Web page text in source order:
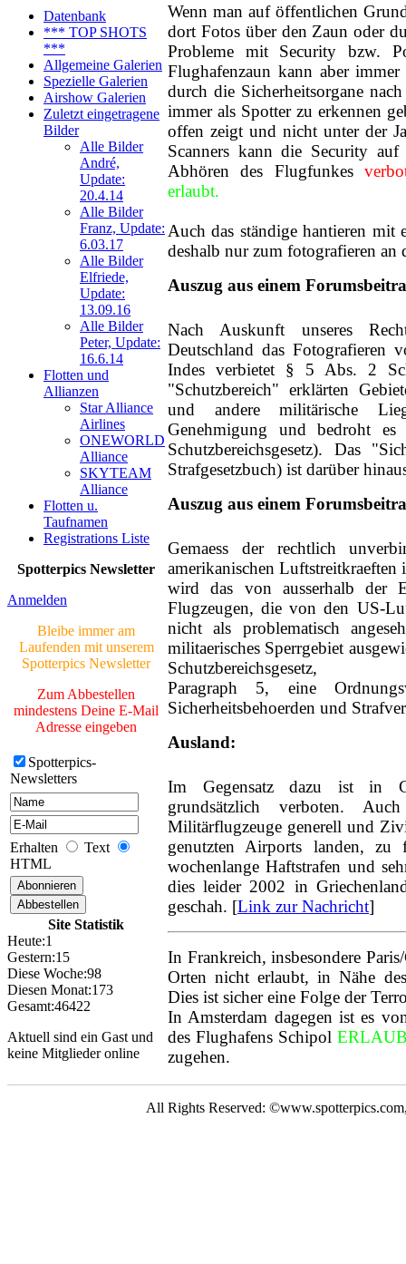
Neue Bilder Online!
>Bilder von Franz<
Neue Bilder Online!
>Bilder von Elfriede<
> Letzte Änderung
06.03.17 <
UNSERE
GALERIE
Neue Bilder Online!
>Bilder von Franz<
Neue Bilder Online!
>Bilder von Elfriede<
> Letzte Änderung
06.03.17 <
UNSERE
GALERIE
Neue Bilder Online!
>Bilder von Franz<
Neue Bilder Online!
>Bilder von Elfriede<
> Letzte Änderung
06.03.17 <
GALERIE
Neue Bilder Online!
>Bilder von Franz<
Neue Bilder Online!
>Bilder von Elfriede<
> Letzte Änderung
UNSERE
GALERIE
Neue Bilder Online!
>Bilder von Franz<
Neue Bilder Online!
>Bilder von Elfriede<
> Letzte Änderung
06.03.17 <
UNSERE
GALERIE
>Bilder von Franz<
>Bilder von Elfriede<
Datenbank
*** TOP SHOTS
***
Allgemeine Galerien
Spezielle Galerien
Airshow Galerien
Zuletzt eingetragene
Bilder
Alle Bilder
André,
Update:
20.4.14
Alle Bilder
Franz, Update:
6.03.17
Alle Bilder
Elfriede,
Update:
13.09.16
Alle Bilder
Peter, Update:
16.6.14
Flotten und
Allianzen
Star Alliance
Airlines
ONEWORLD
Alliance
SKYTEAM
Alliance
Flotten u.
Taufnamen
Registrations Liste
Spotterpics Newsletter
Anmelden
Bleibe immer am
Laufenden mit unserem
Spotterpics Newsletter
Zum Abbestellen
mindestens Deine E-Mail
Adresse eingeben
Spotterpics-
Newsletters
Erhalten
Text
HTML
Site Statistik
Heute:1
Gestern:15
Diese Woche:98
Diesen Monat:173
Gesamt:46422
Aktuell sind ein Gast und
keine Mitglieder online
Wenn man auf öffentlichen
dort Fotos über den Zaun oder
Probleme mit Security bzw.
Flughafenzaun kann aber
durch die Sicherheitsorgane
immer als Spotter zu erkennen
offen zeigt und nicht unter der
Scanners kann die Security
Abhören des Flugfunkes
erlaubt.
Auch das ständige hantieren
deshalb nur zum fotografieren an
Auszug aus einem
Nach Auskunft unseres
Deutschland das Fotografieren
Indes verbietet § 5 Abs. 2
"Schutzbereich" erklärten
und andere militärische
Genehmigung und bedroht
Schutzbereichsgesetz). Das
Strafgesetzbuch) ist darüber
Auszug aus einem
Gemaess der rechtlich
amerikanischen
wird das von ausserhalb der
Flugzeugen, die von den US-
nicht als problematisch
militaerisches Sperrgebiet
Schutzbereichsgesetz,
Paragraph 5, eine
Sicherheitsbehoerden und
Ausland:
Im Gegensatz dazu ist in
grundsätzlich verboten.
Militärflugzeuge generell und
genutzten Airports landen, zu
wochenlange Haftstrafen und
dies leider 2002 in
geschah. [Link zur Nachricht]
In Frankreich, insbesondere
Orten nicht erlaubt, in Nähe
Dies ist sicher eine Folge der
In Amsterdam dagegen ist es
des Flughafens Schipol
zugehen.
All Rights Reserved: